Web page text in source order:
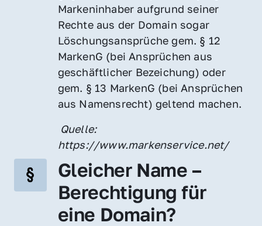
Markeninhaber aufgrund seiner
Rechte aus der Domain sogar
Löschungsansprüche gem. § 12
MarkenG (bei Ansprüchen aus
geschäftlicher Bezeichung) oder
gem. § 13 MarkenG (bei Ansprüchen
aus Namensrecht) geltend machen.
https://www.markenservice.net/
Gleicher Name –
Berechtigung für
eine Domain?